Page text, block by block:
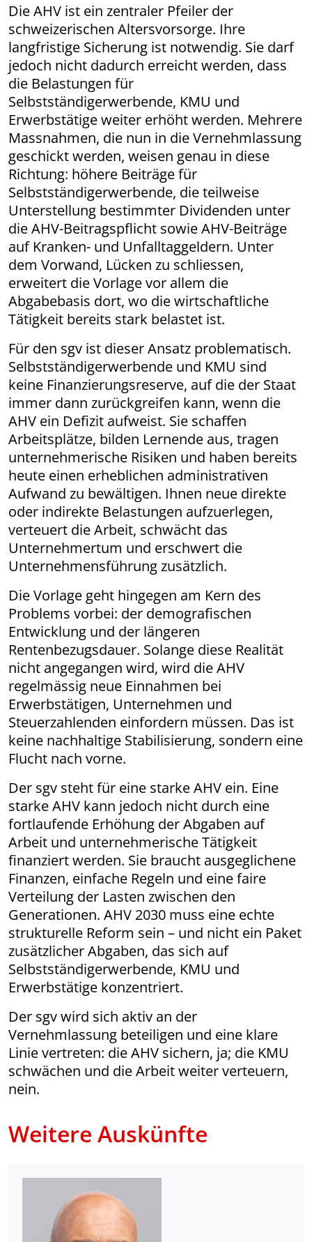
Die AHV ist ein zentraler Pfeiler der
schweizerischen Altersvorsorge. Ihre
langfristige Sicherung ist notwendig. Sie darf
jedoch nicht dadurch erreicht werden, dass
die Belastungen für
Selbstständigerwerbende, KMU und
Erwerbstätige weiter erhöht werden. Mehrere
Mass­nahmen, die nun in die Vernehmlassung
geschickt werden, weisen genau in diese
Richtung: höhere Beiträge für
Selbstständigerwerbende, die teilweise
Unterstellung bestimmter Dividenden unter
die AHV-Beitragspflicht sowie AHV-Beiträge
auf Kranken- und Unfalltaggeldern. Unter
dem Vorwand, Lücken zu schliessen,
erweitert die Vorlage vor allem die
Abgabebasis dort, wo die wirtschaftliche
Tätigkeit bereits stark belastet ist.
Für den sgv ist dieser Ansatz problematisch.
Selbstständigerwerbende und KMU sind
keine Finanzierungsreserve, auf die der Staat
immer dann zurückgreifen kann, wenn die
AHV ein Defizit aufweist. Sie schaffen
Arbeitsplätze, bilden Lernende aus, tragen
unternehmerische Risiken und haben bereits
heute einen erheblichen administrativen
Aufwand zu bewältigen. Ihnen neue direkte
oder indirekte Belastungen aufzuerlegen,
verteuert die Arbeit, schwächt das
Unternehmertum und erschwert die
Unternehmensführung zusätzlich.
Die Vorlage geht hingegen am Kern des
Problems vorbei: der demografischen
Entwicklung und der längeren
Rentenbezugsdauer. Solange diese Realität
nicht angegangen wird, wird die AHV
regelmässig neue Einnahmen bei
Erwerbstätigen, Unternehmen und
Steuerzahlenden einfordern müssen. Das ist
keine nachhaltige Stabilisierung, sondern eine
Flucht nach vorne.
Der sgv steht für eine starke AHV ein. Eine
starke AHV kann jedoch nicht durch eine
fortlaufende Erhöhung der Abgaben auf
Arbeit und unternehmerische Tätigkeit
finanziert werden. Sie braucht ausgeglichene
Finanzen, einfache Regeln und eine faire
Verteilung der Lasten zwischen den
Generationen. AHV 2030 muss eine echte
strukturelle Reform sein – und nicht ein Paket
zusätzlicher Abgaben, das sich auf
Selbstständigerwerbende, KMU und
Erwerbstätige konzentriert.
Der sgv wird sich aktiv an der
Vernehmlassung beteiligen und eine klare
Linie vertreten: die AHV sichern, ja; die KMU
schwächen und die Arbeit weiter verteuern,
nein.
Weitere Auskünfte